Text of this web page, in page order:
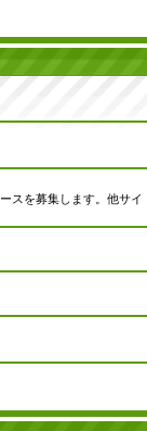
スを募集します。他サイ